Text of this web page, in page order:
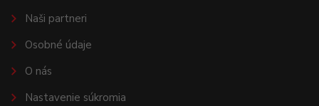
Naši partneri
Osobné údaje
O nás
Nastavenie súkromia